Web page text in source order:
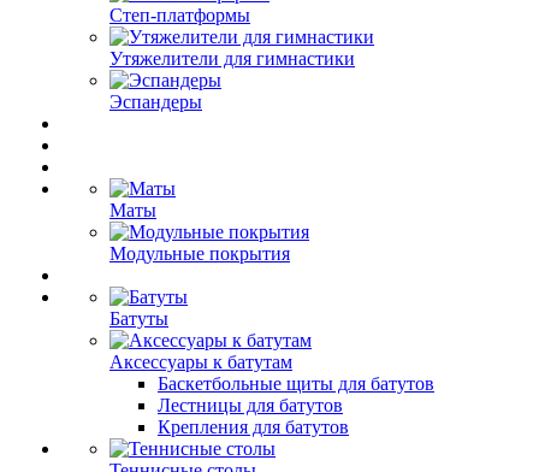
Степ-платформы
Утяжелители для гимнастики
Эспандеры
Маты
Модульные покрытия
Батуты
Аксессуары к батутам
Баскетбольные щиты для батутов
Лестницы для батутов
Крепления для батутов